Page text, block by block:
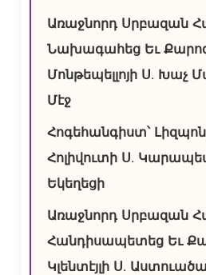
Առաջնորդ Սրբազան
Նախագահեց Եւ
Մոնթեպելլոյի Ս. Խաչ
Մէջ
Հոգեհանգիստ՝
Հոլիվուտի Ս.
Եկեղեցի
Առաջնորդ Սրբազան
Հանդիսապետեց Եւ
Կլենտէյլի Ս.